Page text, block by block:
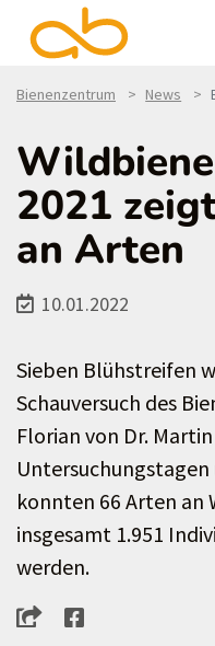
Bienenzentrum News
2021
an Arten
10.01.2022
Sieben Blühstreifen
Schauversuch des
Florian von Dr.
konnten 66 Arten an
insgesamt 1.951
werden.